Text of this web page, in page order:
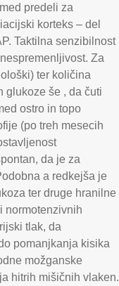
predeli za
korteks – del
Taktilna senzibilnost
Za
ter količina
glukoze še ,da čuti
ostro in topo
(po treh mesecih
,da je za
a redkejša je
ter druge hranilne
normotenzivnih
tlak,da
pomanjkanja kisika
možganske
hitrih mišičnih vlaken.